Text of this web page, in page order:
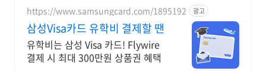
https://www.samsungcard.com/1895192 광고
삼성Visa카드 유학비 결제할 땐
유학비는 삼성 Visa 카드! Flywire
결제 시 최대 300만원 상품권 혜택